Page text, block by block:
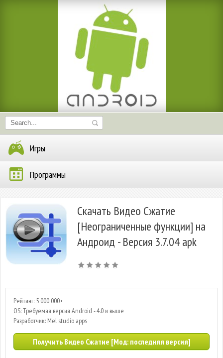
Игры
Программы
Скачать Видео Сжатие
[Неограниченные функции] на
Андроид - Версия 3.7.04 apk
Рейтинг: 5 000 000+
OS: Требуемая версия Android - 4.0 и выше
Разработчик: Mel studio apps
Получить Видео Сжатие [Мод: последняя версия]